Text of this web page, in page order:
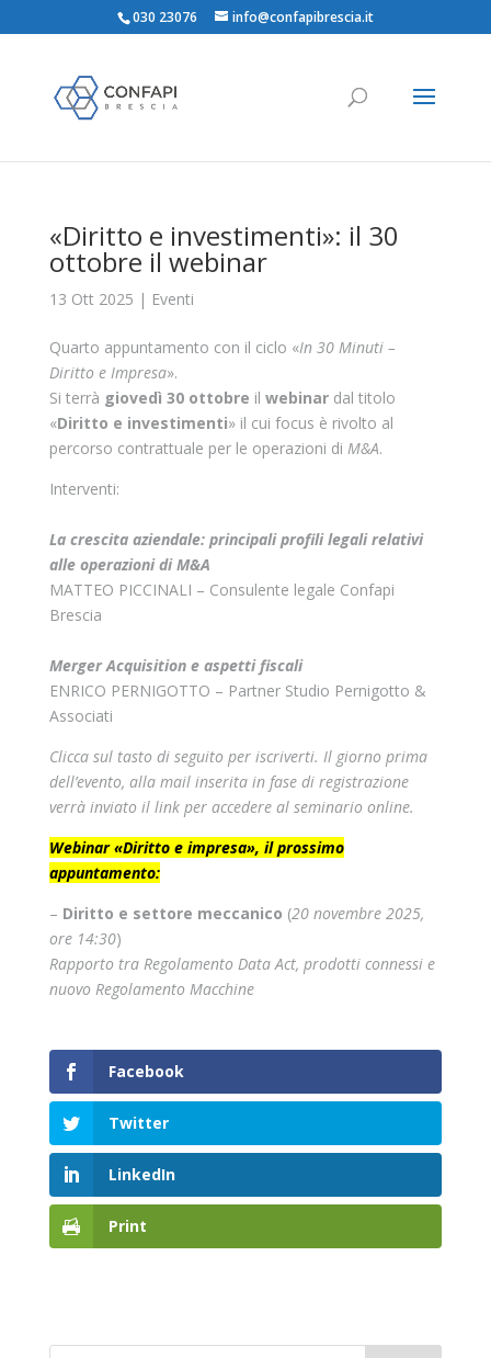
030 23076 info@confapibrescia.it
«Diritto e investimenti»: il 30
ottobre il webinar
13 Ott 2025 | Eventi
Quarto appuntamento con il ciclo «In 30 Minuti –
Diritto e Impresa».
Si terrà giovedì 30 ottobre il webinar dal titolo
«Diritto e investimenti» il cui focus è rivolto al
percorso contrattuale per le operazioni di M&A.
Interventi:
La crescita aziendale: principali profili legali relativi
alle operazioni di M&A
MATTEO PICCINALI – Consulente legale Confapi
Brescia
Merger Acquisition e aspetti fiscali
ENRICO PERNIGOTTO – Partner Studio Pernigotto &
Associati
Clicca sul tasto di seguito per iscriverti. Il giorno prima
dell’evento, alla mail inserita in fase di registrazione
verrà inviato il link per accedere al seminario online.
Webinar «Diritto e impresa», il prossimo
appuntamento:
– Diritto e settore meccanico (20 novembre 2025,
ore 14:30)
Rapporto tra Regolamento Data Act, prodotti connessi e
nuovo Regolamento Macchine
Facebook
Twitter
LinkedIn
Print